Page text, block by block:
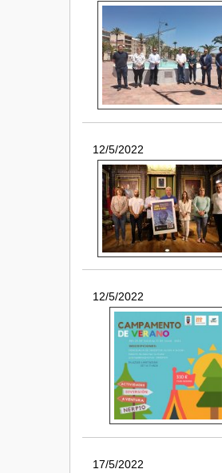
12/5/2022
12/5/2022
17/5/2022